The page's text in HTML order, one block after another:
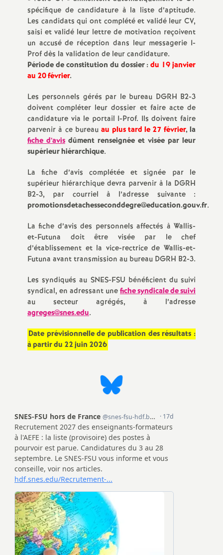
o
u
r
s
spécifique de candidature à la liste d’aptitude.
Les candidats qui ont complété et validé leur CV,
saisi et validé leur lettre de motivation reçoivent
un accusé de réception dans leur messagerie I-
Prof dès la validation de leur candidature.
Période de constitution du dossier :du 19 janvier
au 20 février.
Les personnels gérés par le bureau DGRH B2-3
doivent compléter leur dossier et faire acte de
candidature via le portail I-Prof. Ils doivent faire
parvenir à ce bureauau plus tard le 27 février, la
fiche d’avis dûment renseignée et visée par leur
supérieur hiérarchique.
La fiche d’avis complétée et signée par le
supérieur hiérarchique devra parvenir à la DGRH
B2-3, par courriel à l’adresse suivante :
promotionsdetachesseconddegre@education.gouv.fr.
La fiche d’avis des personnels affectés à Wallis-
et-Futuna doit être visée par le chef
d’établissement et la vice-rectrice de Wallis-et-
Futuna avant transmission au bureau DGRH B2-3.
Les syndiqués au SNES-FSU bénéficient du suivi
syndical, en adressant unefiche syndicale de suivi
au secteur agrégés, à l’adresse
agreges@snes.edu.
Date prévisionnelle de publication des résultats :
à partir du 22 juin 2026